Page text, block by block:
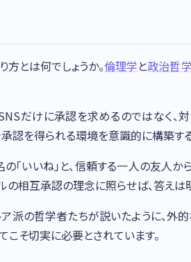
とは何でしょうか。倫理学と政治哲学
だけに承認を求めるのではなく、
認を得られる環境を意識的に構築す
「いいね」と、信頼する一人の友人か
の相互承認の理念に照らせば、答えは
ア派の哲学者たちが説いたように、外
そ切実に必要とされています。